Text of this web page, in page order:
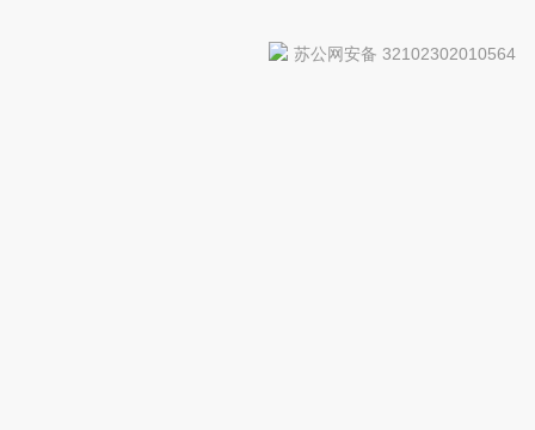
苏公网安备 32102302010564